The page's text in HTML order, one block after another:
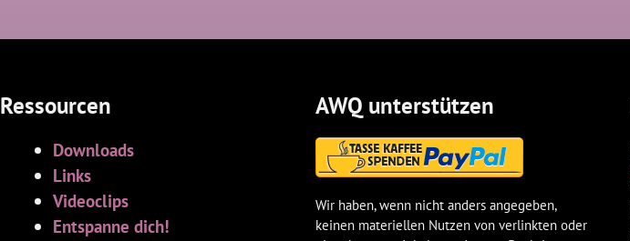
Ressourcen
Downloads
Links
Videoclips
Entspanne dich!
AWQ unterstützen
Wir haben, wenn nicht anders angegeben,
keinen materiellen Nutzen von verlinkten oder